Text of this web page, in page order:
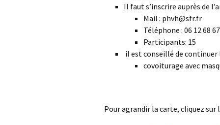
Il faut s’inscrire auprès de
Mail : phvh@sfr.fr
Téléphone : 06 12 68
Participants: 15
il est conseillé de continuer
covoiturage avec
Pour agrandir la carte, cliquez sur